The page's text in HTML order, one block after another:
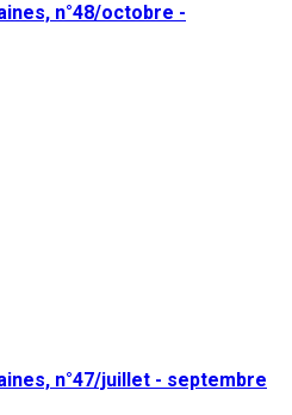
n°48/octobre -
n°47/juillet - septembre